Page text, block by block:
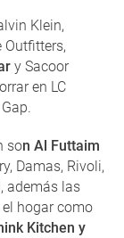
Klein,
Outfitters,
y Sacoor
en LC
son Al Futtaim
Damas, Rivoli,
además las
hogar como
Kitchen y